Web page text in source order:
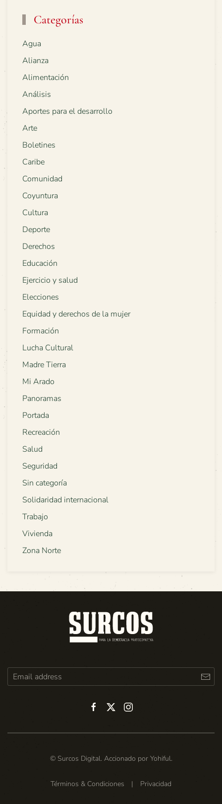
Categorías
Agua
Alianza
Alimentación
Análisis
Aportes para el desarrollo
Arte
Boletines
Caribe
Comunidad
Coyuntura
Cultura
Deporte
Derechos
Educación
Ejercicio y salud
Elecciones
Equidad y derechos de la mujer
Formación
Lucha Cultural
Madre Tierra
Mi Arado
Panoramas
Portada
Recreación
Salud
Seguridad
Sin categoría
Solidaridad internacional
Trabajo
Vivienda
Zona Norte
© Surcos Digital. Accionado por Yohiful.
Términos & Condiciones | Privacidad